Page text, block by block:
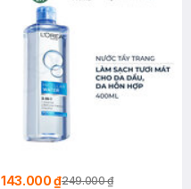
143.000 ₫249.000 ₫